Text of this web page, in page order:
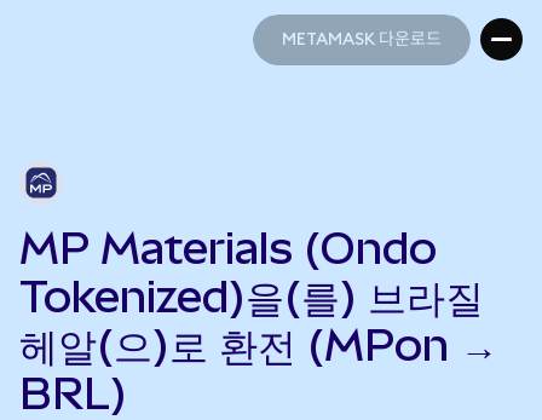
METAMASK 다운로드
MP Materials (Ondo
Tokenized)을(를) 브라질
헤알(으)로 환전 (MPon →
BRL)